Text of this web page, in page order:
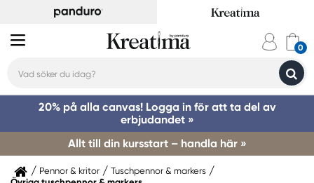
20% på alla canvas! Logga in för att ta del av
erbjudandet »
Allt till din kursstart – handla här »
Pennor & kritor
Tuschpennor & markers